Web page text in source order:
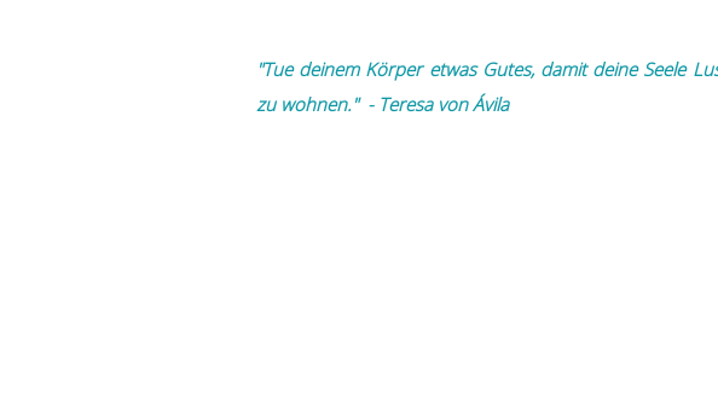
"Tue deinem Körper etwas Gutes, damit deine Seele
zu wohnen." - Teresa von Ávila